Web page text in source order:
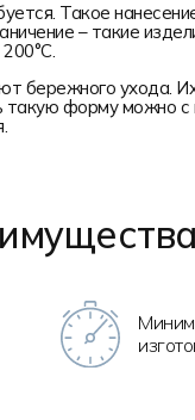
Такое
– такие
бережного ухода.
форму можно с